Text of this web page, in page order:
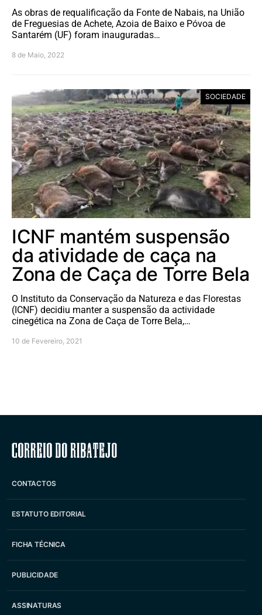
As obras de requalificação da Fonte de Nabais, na União
de Freguesias de Achete, Azoia de Baixo e Póvoa de
Santarém (UF) foram inauguradas…
8 de Maio, 2022
SOCIEDADE
ICNF mantém suspensão
da atividade de caça na
Zona de Caça de Torre Bela
O Instituto da Conservação da Natureza e das Florestas
(ICNF) decidiu manter a suspensão da actividade
cinegética na Zona de Caça de Torre Bela,…
10 de Fevereiro, 2021
Correio do Ribatejo
CONTACTOS
ESTATUTO EDITORIAL
FICHA TÉCNICA
PUBLICIDADE
ASSINATURAS